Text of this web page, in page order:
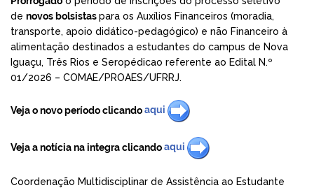
de novos bolsistaspara os Auxílios Financeiros (moradia,
transporte, apoio didático-pedagógico) e não Financeiro à
alimentação destinados a estudantes do campus de Nova
Iguaçu, Três Rios e Seropédicao referente ao Edital N.º
01/2026 – COMAE/PROAES/UFRRJ.
Veja o novo período clicandoaqui
Veja a notícia na integra clicandoaqui
Coordenação Multidisciplinar de Assistência ao Estudante